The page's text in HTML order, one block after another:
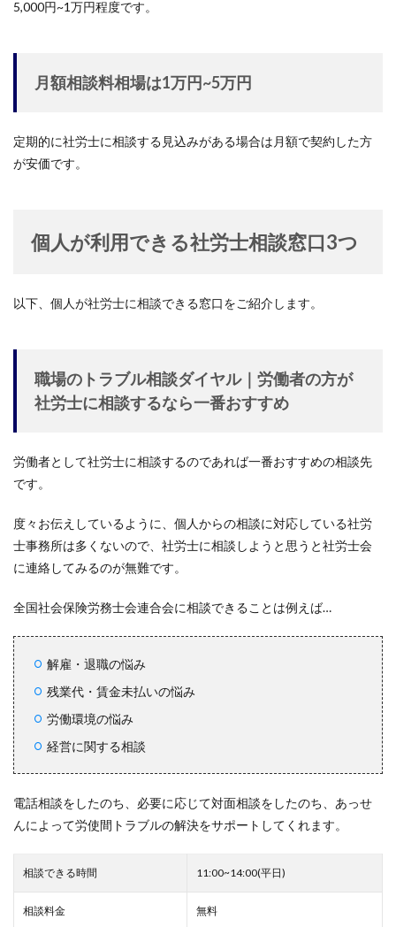
5,000円~1万円程度です。
月額相談料相場は1万円~5万円
定期的に社労士に相談する見込みがある場合は月額で契約した方
が安価です。
個人が利用できる社労士相談窓口3つ
以下、個人が社労士に相談できる窓口をご紹介します。
職場のトラブル相談ダイヤル｜労働者の方が
社労士に相談するなら一番おすすめ
労働者として社労士に相談するのであれば一番おすすめの相談先
です。
度々お伝えしているように、個人からの相談に対応している社労
士事務所は多くないので、社労士に相談しようと思うと社労士会
に連絡してみるのが無難です。
全国社会保険労務士会連合会に相談できることは例えば…
解雇・退職の悩み
残業代・賃金未払いの悩み
労働環境の悩み
経営に関する相談
電話相談をしたのち、必要に応じて対面相談をしたのち、あっせ
んによって労使間トラブルの解決をサポートしてくれます。
相談できる時間 11:00~14:00(平日)
相談料金 無料